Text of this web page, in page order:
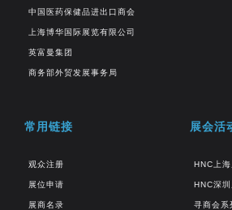
中国医药保健品进出口商会
上海博华国际展览有限公司
英富曼集团
商务部外贸发展事务局
常用链接
观众注册
展位申请
展商名录
展会活
HNC上海
HNC深圳
寻商会系